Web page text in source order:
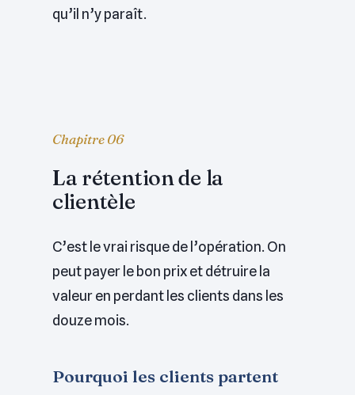
qu’il n’y paraît.
Chapitre 06
La rétention de la
clientèle
C’est le vrai risque de l’opération. On
peut payer le bon prix et détruire la
valeur en perdant les clients dans les
douze mois.
Pourquoi les clients partent